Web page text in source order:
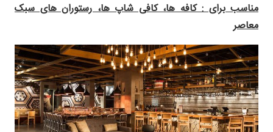
مناسب برای : کافه ها، کافی شاپ ها، رستوران های سبک
معاصر